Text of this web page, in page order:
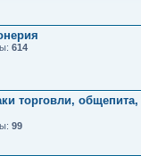
614
торговли,
99